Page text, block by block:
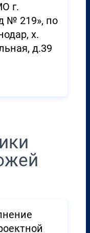
г.
№ 219», по
х.
д.39